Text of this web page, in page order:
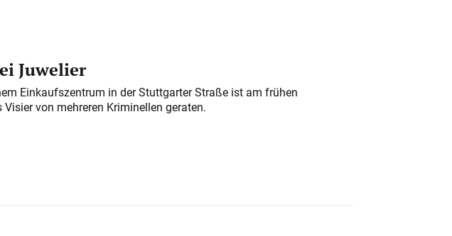
Juwelier
Einkaufszentrum in der Stuttgarter Straße ist am frühen
von mehreren Kriminellen geraten.